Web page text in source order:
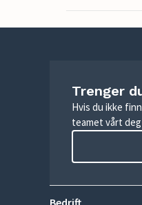
Trenger
Hvis du ikke
teamet vårt
Bedrift